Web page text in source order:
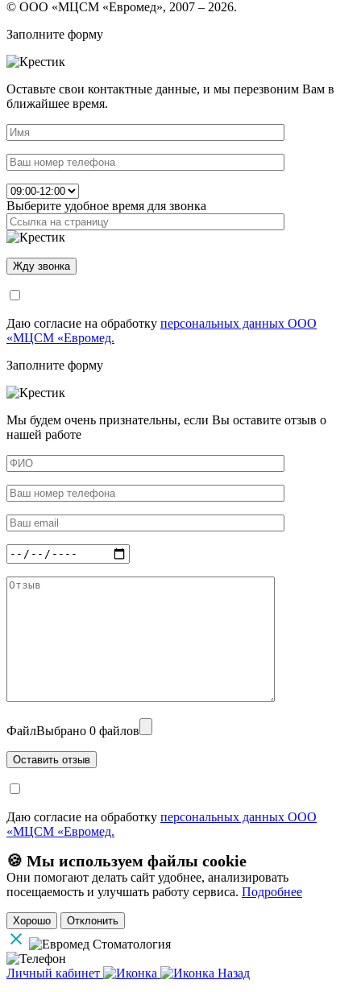
© ООО «МЦСМ «Евромед», 2007 – 2026.
Заполните форму
Оставьте свои контактные данные, и мы перезвоним Вам в
ближайшее время.
Выберите удобное время для звонка
Даю согласие на обработку персональных данных ООО
«МЦСМ «Евромед.
Заполните форму
Мы будем очень признательны, если Вы оставите отзыв о
нашей работе
ФайлВыбрано 0 файлов
Даю согласие на обработку персональных данных ООО
«МЦСМ «Евромед.
🍪 Мы используем файлы cookie
Они помогают делать сайт удобнее, анализировать
посещаемость и улучшать работу сервиса. Подробнее
Хорошо Отклонить
Личный кабинет
Назад